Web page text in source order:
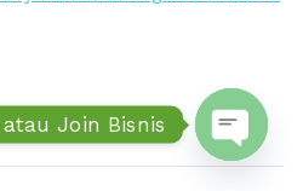
Join Bisnis